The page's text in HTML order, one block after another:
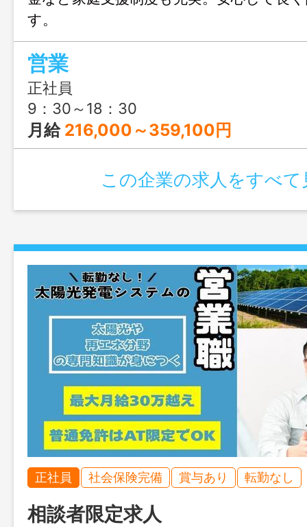
す。
営業
正社員
9：30～18：30
月給 216,000～359,100円
この企業の求人をすべて
正社員 社会保険完備 賞与あり 転勤なし
相談者限定求人